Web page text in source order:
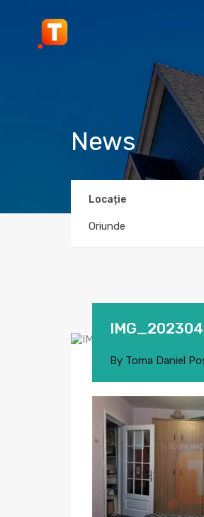
News
Locație
Oriunde
By Toma Daniel